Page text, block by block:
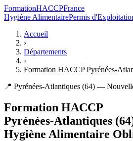
FormationHACCPFrance
Hygiène AlimentairePermis
Accueil
›
Départements
›
Formation HACCP Pyrénées-
📍 Pyrénées-Atlantiques (64) —
Formation HACCP
Pyrénées-Atlantiques
Hygiène Alimentaire